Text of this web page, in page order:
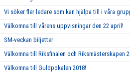
Vi söker fler ledare som kan hjälpa till i våra
Välkomna till vårens uppvisningar den 22 april!
SM-veckan biljetter
Välkomna till Riksfinalen och Riksmästerskapen
Välkomna till Guldpokalen 2018!